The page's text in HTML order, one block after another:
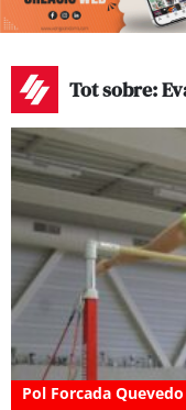
Tot sobre:
Pol Forcada Quevedo